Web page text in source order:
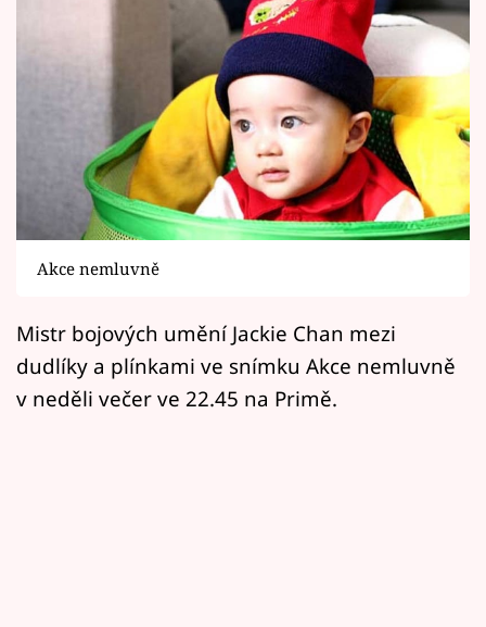
Horoskopy
Sledujte prima+
Filmový festival Karlovy Vary
Přihlášení
Akce nemluvně
Mistr bojových umění Jackie Chan mezi
dudlíky a plínkami ve snímku Akce nemluvně
v neděli večer ve 22.45 na Primě.